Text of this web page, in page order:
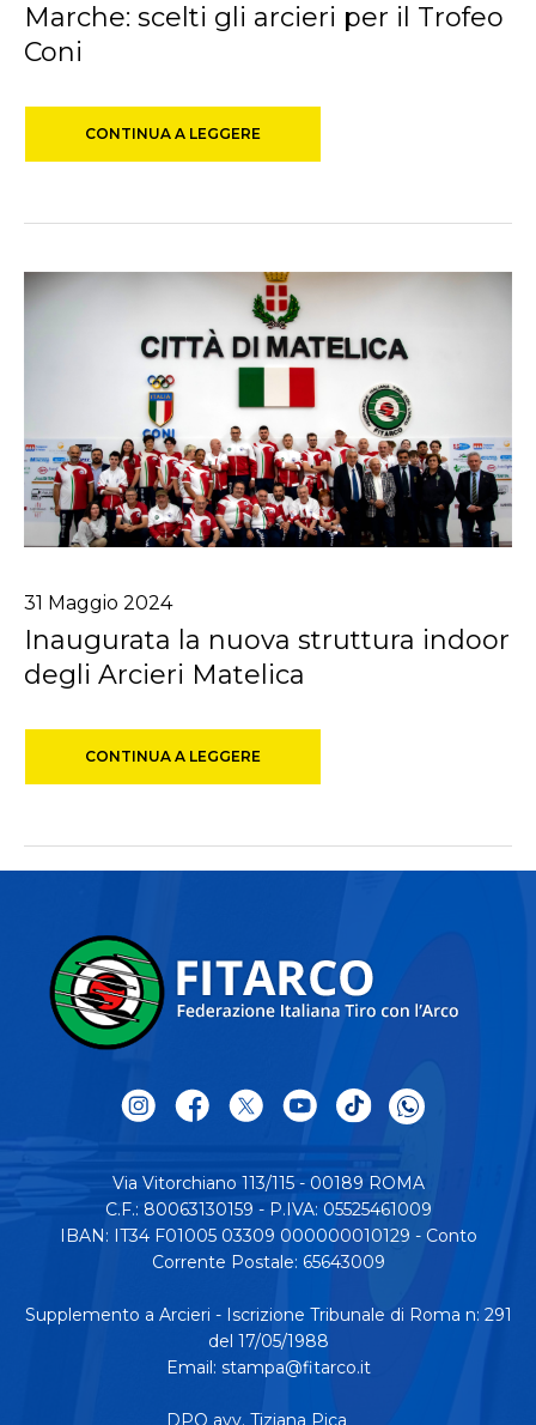
Marche: scelti gli arcieri per il Trofeo
Coni
CONTINUA A LEGGERE
31 Maggio 2024
Inaugurata la nuova struttura indoor
degli Arcieri Matelica
CONTINUA A LEGGERE
Via Vitorchiano 113/115 - 00189 ROMA
C.F.: 80063130159 - P.IVA: 05525461009
IBAN: IT34 F01005 03309 000000010129 - Conto
Corrente Postale: 65643009
Supplemento a Arcieri - Iscrizione Tribunale di Roma n: 291
del 17/05/1988
Email: stampa@fitarco.it
DPO avv. Tiziana Pica